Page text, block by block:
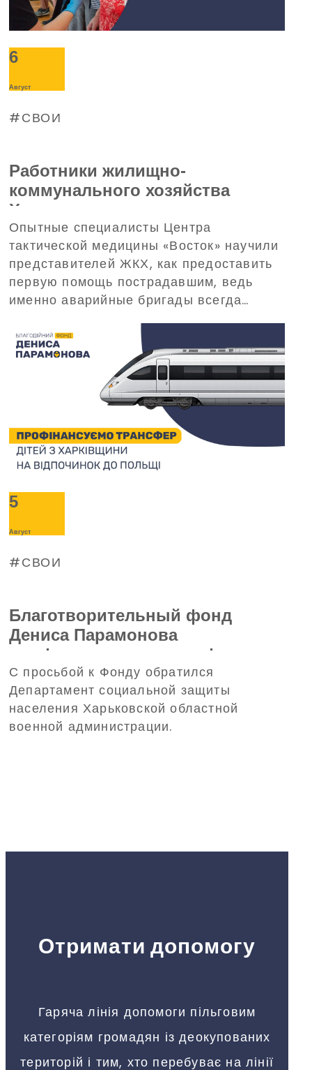
6
Август
СВОИ
Работники жилищно-
коммунального хозяйства
Харькова прошли тренинг по
домедицинской помощи,
организованный
Благотворительным фондом
Дениса Парамонова
Опытные специалисты Центра
тактической медицины «Восток» научили
представителей ЖКХ, как предоставить
первую помощь пострадавшим, ведь
именно аварийные бригады всегда
в критических ситуациях.
5
Август
СВОИ
Благотворительный фонд
Дениса Парамонова
профинансирует трансфер
детей из Харьковской области
на отдых в Польшу
С просьбой к Фонду обратился
Департамент социальной защиты
населения Харьковской областной
военной администрации.
Отримати допомогу
Гаряча лінія допомоги пільговим
категоріям громадян із деокупованих
територій і тим, хто перебуває на лінії